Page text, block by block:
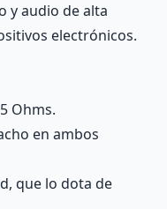
y audio de alta
electrónicos.
Ohms.
en ambos
que lo dota de